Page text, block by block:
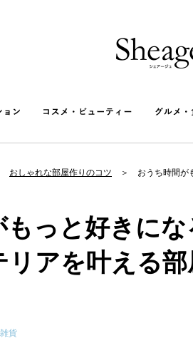
おしゃれな部屋作りのコツ おうち時間が
っと好きにな
リアを叶える
貨